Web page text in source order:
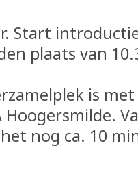
Start
plaats van
is
Hoogersmilde.
nog ca. 10